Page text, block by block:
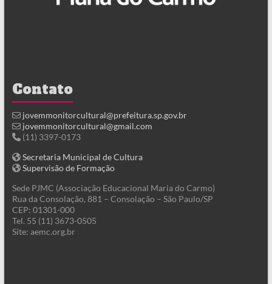
Contato
jovemmonitorcultural@prefeitura.sp.gov.br
jovemmonitorcultural@gmail.com
(11) 3397-0173
Secretaria Municipal de Cultura
Supervisão de Formação
Sede PJMC (Associação Educacional Maria do Carmo)
Rua da Consolação, 881 – Consolação – São Paulo/SP
CEP: 01301-000
Tel. 55 (11) 3673-0505
Site: aemc.org.br